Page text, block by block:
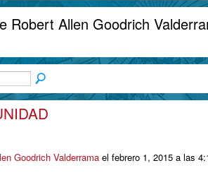
Robert Allen Goodrich
Goodrich Valderrama el febrero 1, 2015 a las